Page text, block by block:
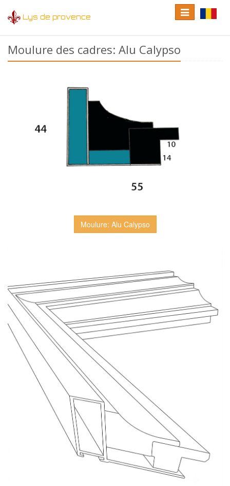
Lys de provence
language
Toggle
navigation
Moulure des cadres: Alu Calypso
Moulure: Alu Calypso